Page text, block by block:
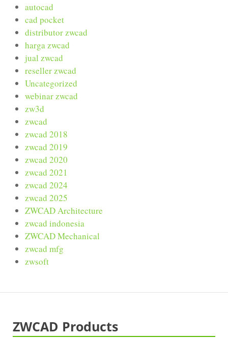
autocad
cad pocket
distributor zwcad
harga zwcad
jual zwcad
reseller zwcad
Uncategorized
webinar zwcad
zw3d
zwcad
zwcad 2018
zwcad 2019
zwcad 2020
zwcad 2021
zwcad 2024
zwcad 2025
ZWCAD Architecture
zwcad indonesia
ZWCAD Mechanical
zwcad mfg
zwsoft
ZWCAD Products